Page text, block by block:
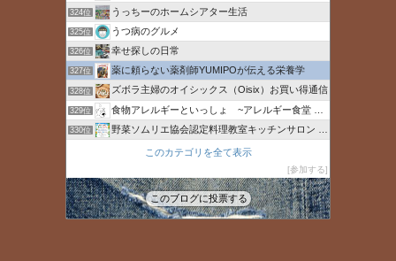
324位 うっちーのホームシアター生活
325位 うつ病のグルメ
326位 幸せ探しの日常
327位 薬に頼らない薬剤師YUMIPOが伝える栄養学
328位 ズボラ主婦のオイシックス（Oisix）お買い得通信
329位 食物アレルギーといっしょ ~アレルギー食堂 よってんべぇ~
330位 野菜ソムリエ協会認定料理教室キッチンサロン ナチュベジライフ
命短し食せよカロリー
Oisix（オイシックス）の割引情報マニア
333位 きせつのあしあと
334位 みーmama blog
このカテゴリを全て表示
参加する
このブログに投票する